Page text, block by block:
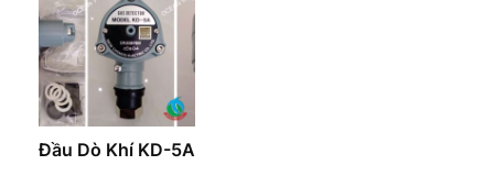
Đầu Dò Khí KD-5A